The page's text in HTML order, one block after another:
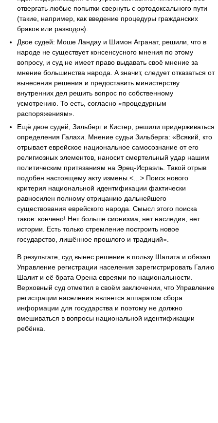
отвергать любые попытки свернуть с ортодоксального пути
(такие, например, как введение процедуры гражданских
браков или разводов).
Двое судей: Моше Ландау и Шимон Агранат, решили, что в
народе не существует консенсусного мнения по этому
вопросу, и суд не имеет право выдавать своё мнение за
мнение большинства народа. А значит, следует отказаться от
вынесения решения и предоставить министерству
внутренних дел решить вопрос по собственному
усмотрению. То есть, согласно «процедурным
распоряжениям».
Ещё двое судей, Зильберг и Кистер, решили придерживаться
определения Галахи. Мнение судьи Зильберга: «Всякий, кто
отрывает еврейское национальное самосознание от его
религиозных элементов, наносит смертельный удар нашим
политическим притязаниям на Эрец-Исраэль. Такой отрыв
подобен настоящему акту измены.<…> Поиск нового
критерия национальной идентификации фактически
равносилен полному отрицанию дальнейшего
существования еврейского народа. Смысл этого поиска
таков: кончено! Нет больше сионизма, нет наследия, нет
истории. Есть только стремление построить новое
государство, лишённое прошлого и традиций».
В результате, суд вынес решение в пользу Шалита и обязал
Управление регистрации населения зарегистрировать Галию
Шалит и её брата Орена евреями по национальности.
Верховный суд отметил в своём заключении, что Управление
регистрации населения является аппаратом сбора
информации для государства и поэтому не должно
вмешиваться в вопросы национальной идентификации
ребёнка.